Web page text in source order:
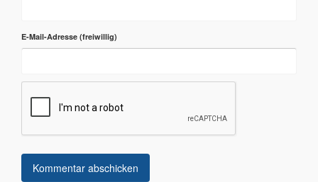
E-Mail-Adresse